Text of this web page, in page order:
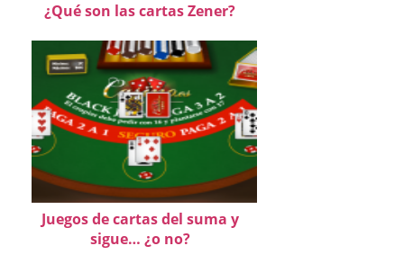
¿Qué son las cartas Zener?
Juegos de cartas del suma y
sigue… ¿o no?